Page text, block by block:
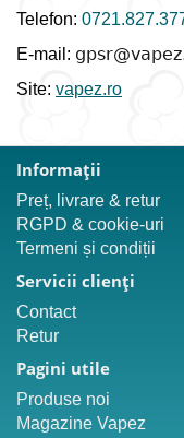
Telefon:
E-mail:
Site: vapez.ro
Informaţii
Preț, livrare & retur
RGPD & cookie-uri
Termeni și condiții
Servicii clienţi
Contact
Retur
Pagini utile
Produse noi
Magazine Vapez